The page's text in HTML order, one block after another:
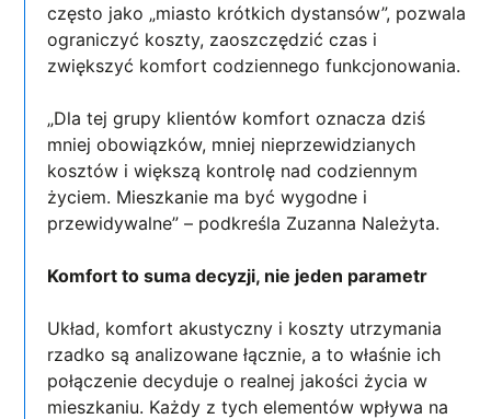
często jako „miasto krótkich dystansów”, pozwala
ograniczyć koszty, zaoszczędzić czas i
zwiększyć komfort codziennego funkcjonowania.
„Dla tej grupy klientów komfort oznacza dziś
mniej obowiązków, mniej nieprzewidzianych
kosztów i większą kontrolę nad codziennym
życiem. Mieszkanie ma być wygodne i
przewidywalne” – podkreśla Zuzanna Należyta.
Komfort to suma decyzji, nie jeden parametr
Układ, komfort akustyczny i koszty utrzymania
rzadko są analizowane łącznie, a to właśnie ich
połączenie decyduje o realnej jakości życia w
mieszkaniu. Każdy z tych elementów wpływa na